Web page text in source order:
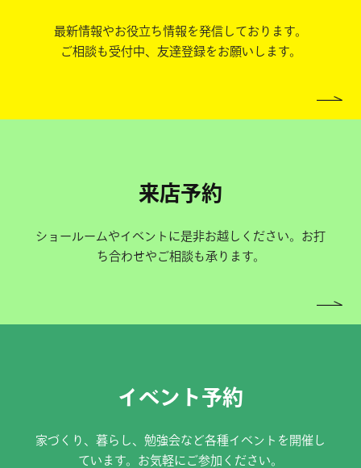
最新情報やお役立ち情報を発信しております。
ご相談も受付中、友達登録をお願いします。
来店予約
ショールームやイベントに是非お越しください。お打
ち合わせやご相談も承ります。
イベント予約
家づくり、暮らし、勉強会など各種イベントを開催し
ています。お気軽にご参加ください。